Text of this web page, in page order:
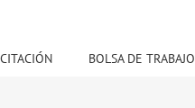
BOLSA DE TRABAJO